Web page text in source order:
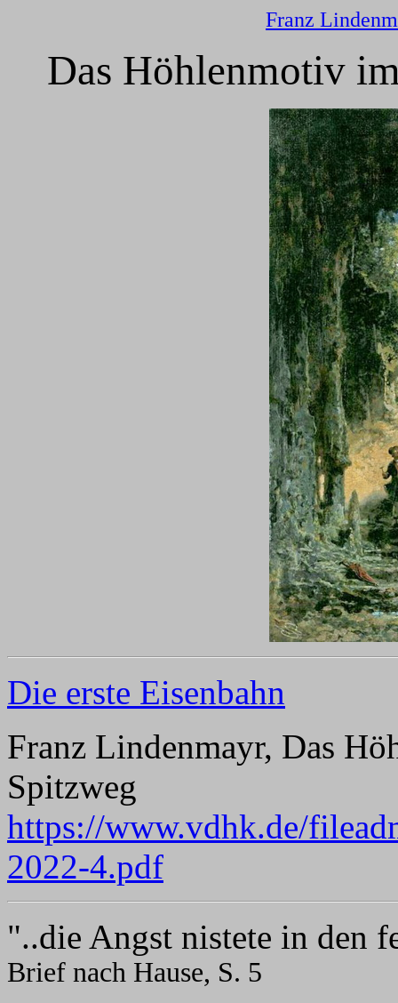
Franz
Das Höhlenmotiv
Die erste Eisenbahn
Franz Lindenmayr, Das
Spitzweg
https://www.vdhk.de/
2022-4.pdf
"..die Angst nistete in den
Brief nach Hause, S. 5